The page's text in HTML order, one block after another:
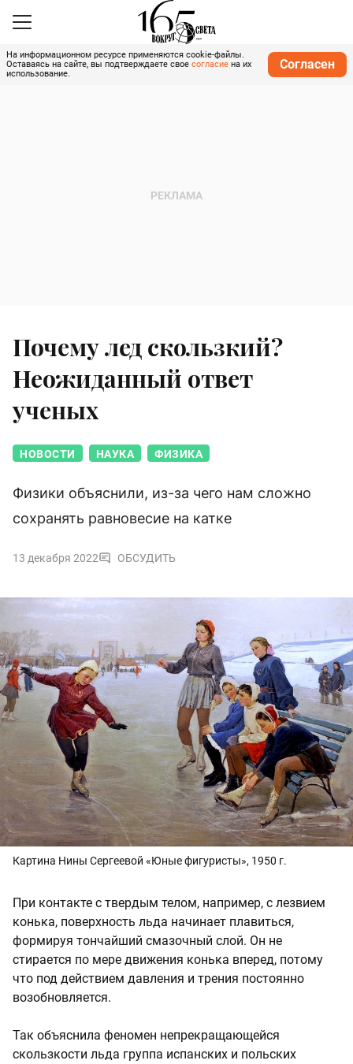
На информационном ресурсе применяются cookie-файлы.
Оставаясь на сайте, вы подтверждаете свое согласие на их
использование.
Согласен
Почему лед скользкий?
Неожиданный ответ
ученых
НОВОСТИ НАУКА ФИЗИКА
Физики объяснили, из-за чего нам сложно
сохранять равновесие на катке
13 декабря 2022 ОБСУДИТЬ
Картина Нины Сергеевой «Юные фигуристы», 1950 г.
При контакте с твердым телом, например, с лезвием
конька, поверхность льда начинает плавиться,
формируя тончайший смазочный слой. Он не
стирается по мере движения конька вперед, потому
что под действием давления и трения постоянно
возобновляется.
Так объяснила феномен непрекращающейся
скользкости льда группа испанских и польских